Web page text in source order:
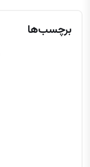
برچسب‌ها